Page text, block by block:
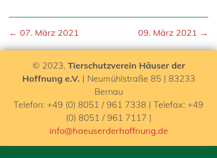
← 07. März 2021 09. März 2021 →
© 2023, Tierschutzverein Häuser der
Hoffnung e.V. | Neumühlstraße 85 | 83233
Bernau
Telefon: +49 (0) 8051 / 961 7338 | Telefax: +49
(0) 8051 / 961 7117 |
info@haeuserderhoffnung.de